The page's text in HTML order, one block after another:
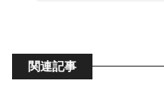
関連記事